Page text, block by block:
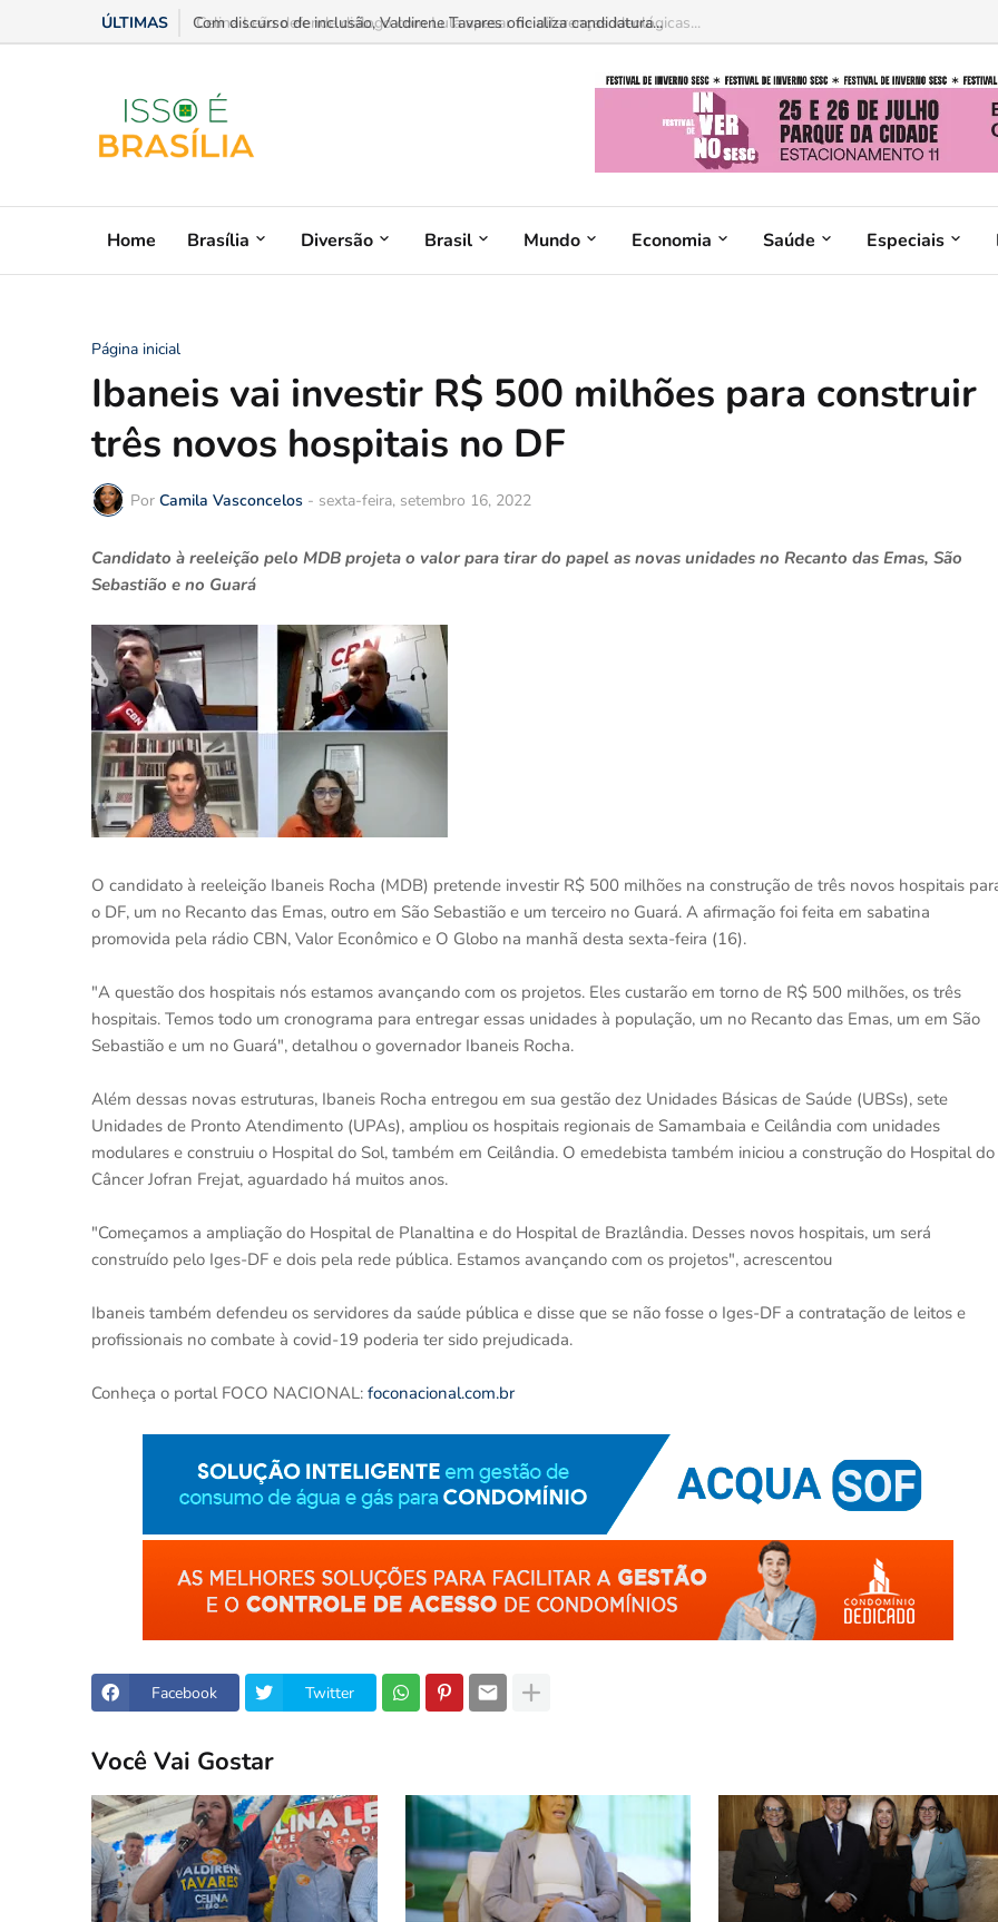
ÚLTIMAS Celina Leão defende diálogo com Lula apesar de diferenças ideológicas...
Home Brasília Diversão Brasil Mundo Economia Saúde Especiais
Página inicial
Ibaneis vai investir R$ 500 milhões para construir
três novos hospitais no DF
Por Camila Vasconcelos - sexta-feira, setembro 16, 2022
Candidato à reeleição pelo MDB projeta o valor para tirar do papel as novas unidades no Recanto das Emas, São
Sebastião e no Guará
O candidato à reeleição Ibaneis Rocha (MDB) pretende investir R$ 500 milhões na construção de três novos hospitais
o DF, um no Recanto das Emas, outro em São Sebastião e um terceiro no Guará. A afirmação foi feita em sabatina
promovida pela rádio CBN, Valor Econômico e O Globo na manhã desta sexta-feira (16).
"A questão dos hospitais nós estamos avançando com os projetos. Eles custarão em torno de R$ 500 milhões, os três
hospitais. Temos todo um cronograma para entregar essas unidades à população, um no Recanto das Emas, um em São
Sebastião e um no Guará", detalhou o governador Ibaneis Rocha.
Além dessas novas estruturas, Ibaneis Rocha entregou em sua gestão dez Unidades Básicas de Saúde (UBSs), sete
Unidades de Pronto Atendimento (UPAs), ampliou os hospitais regionais de Samambaia e Ceilândia com unidades
modulares e construiu o Hospital do Sol, também em Ceilândia. O emedebista também iniciou a construção do Hospital do
Câncer Jofran Frejat, aguardado há muitos anos.
"Começamos a ampliação do Hospital de Planaltina e do Hospital de Brazlândia. Desses novos hospitais, um será
construído pelo Iges-DF e dois pela rede pública. Estamos avançando com os projetos", acrescentou
Ibaneis também defendeu os servidores da saúde pública e disse que se não fosse o Iges-DF a contratação de leitos e
profissionais no combate à covid-19 poderia ter sido prejudicada.
Conheça o portal FOCO NACIONAL: foconacional.com.br
Facebook Twitter
Você Vai Gostar